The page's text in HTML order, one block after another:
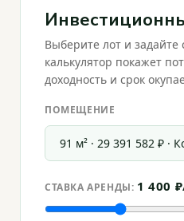
Выберите лот и
калькулятор покажет
доходность и срок
ПОМЕЩЕНИЕ
СТАВКА АРЕНДЫ: 1 400